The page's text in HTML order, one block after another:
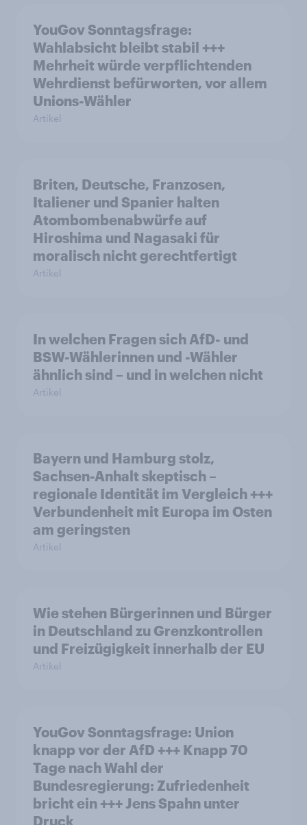
YouGov Sonntagsfrage:
Wahlabsicht bleibt stabil +++
Mehrheit würde verpflichtenden
Wehrdienst befürworten, vor allem
Unions-Wähler
Artikel
Briten, Deutsche, Franzosen,
Italiener und Spanier halten
Atombombenabwürfe auf
Hiroshima und Nagasaki für
moralisch nicht gerechtfertigt
Artikel
In welchen Fragen sich AfD- und
BSW-Wählerinnen und -Wähler
ähnlich sind – und in welchen nicht
Artikel
Bayern und Hamburg stolz,
Sachsen-Anhalt skeptisch –
regionale Identität im Vergleich +++
Verbundenheit mit Europa im Osten
am geringsten
Artikel
Wie stehen Bürgerinnen und Bürger
in Deutschland zu Grenzkontrollen
und Freizügigkeit innerhalb der EU
Artikel
YouGov Sonntagsfrage: Union
knapp vor der AfD +++ Knapp 70
Tage nach Wahl der
Bundesregierung: Zufriedenheit
bricht ein +++ Jens Spahn unter
Druck